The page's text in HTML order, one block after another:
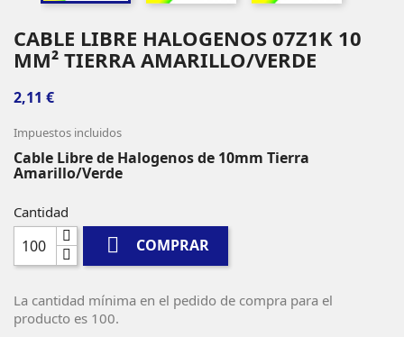
CABLE LIBRE HALOGENOS 07Z1K 10
MM² TIERRA AMARILLO/VERDE
2,11 €
Impuestos incluidos
Cable Libre de Halogenos de 10mm Tierra
Amarillo/Verde
Cantidad
 COMPRAR
La cantidad mínima en el pedido de compra para el
producto es 100.